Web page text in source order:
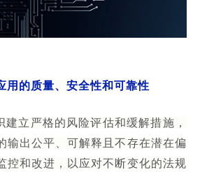
用的质量、安全性和可靠性
建立严格的风险评估和缓解措施，
输出公平、可解释且不存在潜在偏
控和改进，以应对不断变化的法规